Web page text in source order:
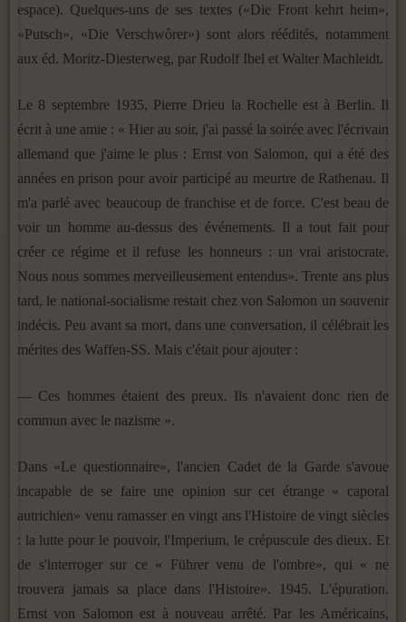
espace). Quelques-uns de ses textes («Die Front kehrt heim»,
«Putsch», «Die Verschwôrer») sont alors réédités, notamment
aux éd. Moritz-Diesterweg, par Rudolf Ibel et Walter Machleidt.
Le 8 septembre 1935, Pierre Drieu la Rochelle est à Berlin. Il
écrit à une amie : « Hier au soir, j'ai passé la soirée avec l'écrivain
allemand que j'aime le plus : Ernst von Salomon, qui a été des
années en prison pour avoir participé au meurtre de Rathenau. Il
m'a parlé avec beaucoup de franchise et de force. C'est beau de
voir un homme au-dessus des événements. Il a tout fait pour
créer ce régime et il refuse les honneurs : un vrai aristocrate.
Nous nous sommes merveilleusement entendus». Trente ans plus
tard, le national-socialisme restait chez von Salomon un souvenir
indécis. Peu avant sa mort, dans une conversation, il célébrait les
mérites des Waffen-SS. Mais c'était pour ajouter :
— Ces hommes étaient des preux. Ils n'avaient donc rien de
commun avec le nazisme ».
Dans «Le questionnaire», l'ancien Cadet de la Garde s'avoue
incapable de se faire une opinion sur cet étrange « caporal
autrichien» venu ramasser en vingt ans l'Histoire de vingt siècles
: la lutte pour le pouvoir, l'Imperium, le crépuscule des dieux. Et
de s'interroger sur ce « Führer venu de l'ombre», qui « ne
trouvera jamais sa place dans l'Histoire». 1945. L'épuration.
Ernst von Salomon est à nouveau arrêté. Par les Américains,